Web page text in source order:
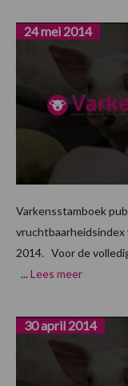
24 mei 2014
Varkensstamboek
2014. Voor de
... Lees meer
30 april 2014